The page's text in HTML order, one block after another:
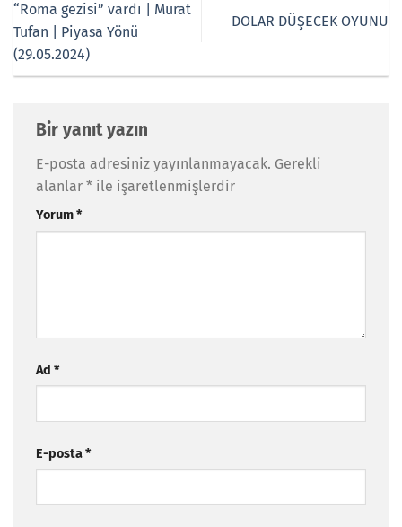
“Roma gezisi” vardı | Murat
Tufan | Piyasa Yönü
(29.05.2024)
DOLAR DÜŞECEK OYUNU
Bir yanıt yazın
E-posta adresiniz yayınlanmayacak. Gerekli
alanlar * ile işaretlenmişlerdir
Yorum*
Ad *
E-posta*